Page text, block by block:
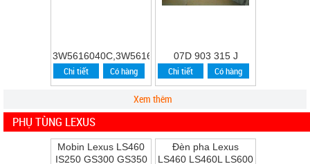
3W5616040C,3W5616039C
Chi tiết Có hàng
07D 903 315 J
Chi tiết Có hàng
Xem thêm
PHỤ TÙNG LEXUS
Mobin Lexus LS460
IS250 GS300 GS350
Đèn pha Lexus
LS460 LS460L LS600